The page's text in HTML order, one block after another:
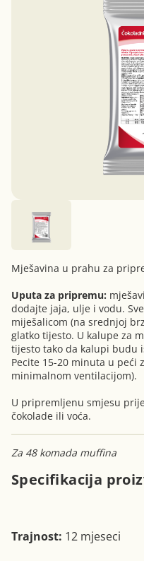
Mješavina u prahu za
Uputa za pripremu:
dodajte jaja, ulje i vodu.
miješalicom (na srednjoj
glatko tijesto. U kalupe za
tijesto tako da kalupi budu
Pecite 15-20 minuta u peći
minimalnom ventilacijom).
U pripremljenu smjesu
čokolade ili voća.
Za 48 komada muffina
Specifikacija
Trajnost: 12 mjeseci